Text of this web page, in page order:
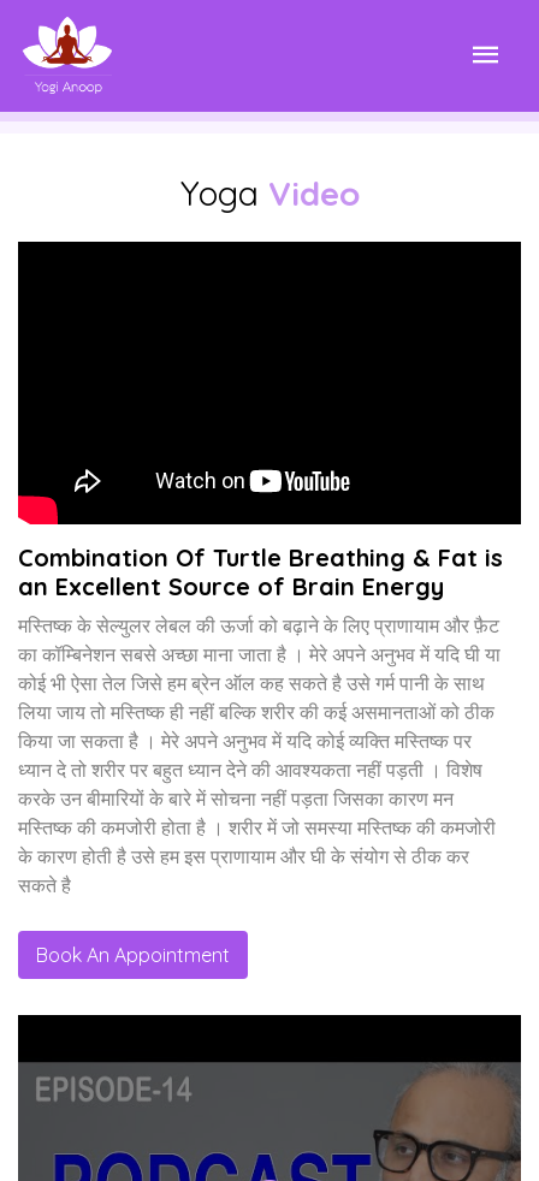
Yoga Video
Combination Of Turtle Breathing & Fat is
an Excellent Source of Brain Energy
मस्तिष्क के सेल्युलर लेबल की ऊर्जा को बढ़ाने के लिए प्राणायाम और फ़ैट
का कॉम्बिनेशन सबसे अच्छा माना जाता है । मेरे अपने अनुभव में यदि घी या
कोई भी ऐसा तेल जिसे हम ब्रेन ऑल कह सकते है उसे गर्म पानी के साथ
लिया जाय तो मस्तिष्क ही नहीं बल्कि शरीर की कई असमानताओं को ठीक
किया जा सकता है । मेरे अपने अनुभव में यदि कोई व्यक्ति मस्तिष्क पर
ध्यान दे तो शरीर पर बहुत ध्यान देने की आवश्यकता नहीं पड़ती । विशेष
करके उन बीमारियों के बारे में सोचना नहीं पड़ता जिसका कारण मन
मस्तिष्क की कमजोरी होता है । शरीर में जो समस्या मस्तिष्क की कमजोरी
के कारण होती है उसे हम इस प्राणायाम और घी के संयोग से ठीक कर
सकते है
Book An Appointment